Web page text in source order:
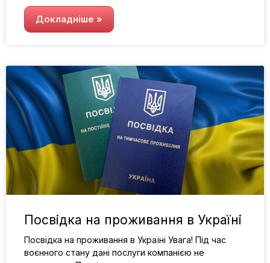
Докладніше »
Посвідка на проживання в Україні
Посвідка на проживання в Україні Увага! Під час
воєнного стану дані послуги компанією не